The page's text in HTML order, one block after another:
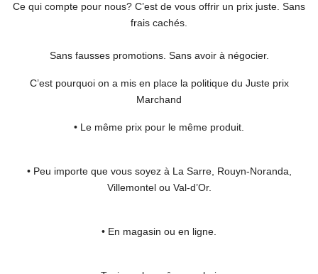
Ce qui compte pour nous? C’est de vous offrir un prix juste. Sans
frais cachés.
Sans fausses promotions. Sans avoir à négocier.
C’est pourquoi on a mis en place la politique du Juste prix
Marchand
• Le même prix pour le même produit.
• Peu importe que vous soyez à La Sarre, Rouyn-Noranda,
Villemontel ou Val-d’Or.
• En magasin ou en ligne.